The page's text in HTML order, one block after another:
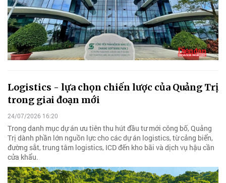
Logistics - lựa chọn chiến lược của Quảng Trị
trong giai đoạn mới
24/07/2026 16:20
Trong danh mục dự án ưu tiên thu hút đầu tư mới công bố, Quảng
Trị dành phần lớn nguồn lực cho các dự án logistics, từ cảng biển,
đường sắt, trung tâm logistics, ICD đến kho bãi và dịch vụ hậu cần
cửa khẩu.